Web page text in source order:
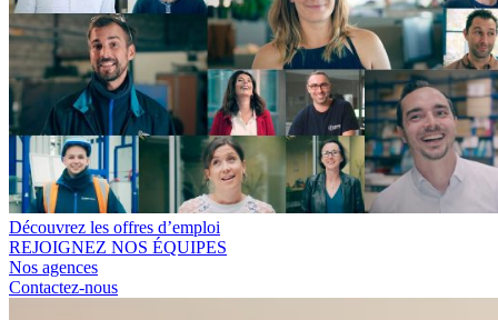
Découvrez les offres d’emploi
REJOIGNEZ NOS ÉQUIPES
Nos agences
Contactez-nous